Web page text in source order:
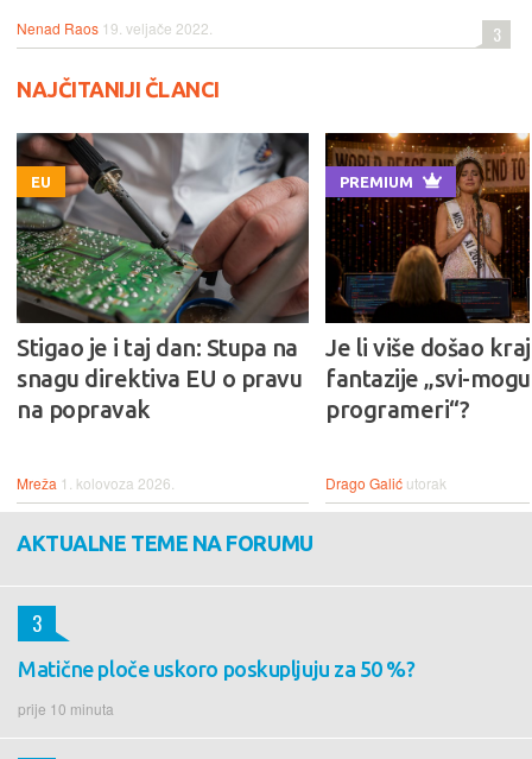
Nenad Raos 19. veljače 2022. 3
NAJČITANIJI ČLANCI
EU
Stigao je i taj dan: Stupa na
snagu direktiva EU o pravu
na popravak
Mreža 1. kolovoza 2026.
PREMIUM
Je li više došao kraj
fantazije „svi-
programeri“?
Drago Galić utorak
AKTUALNE TEME NA FORUMU
Matične ploče uskoro poskupljuju za 50 %?
prije 10 minuta
3